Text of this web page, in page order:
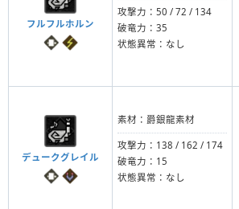
フルフルホルン
攻撃力：50 / 72 / 134
破竜力：35
状態異常：なし
デュークグレイル
素材：爵銀龍素材
攻撃力：138 / 162 / 174
破竜力：15
状態異常：なし